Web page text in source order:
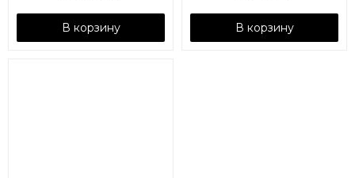
В корзину В корзину